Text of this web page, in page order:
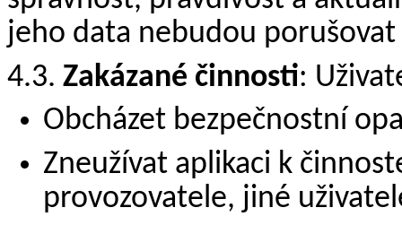
jeho data nebudou
4.3. Zakázané činnosti:
Obcházet bezpečnostní
Zneužívat aplikaci k
provozovatele, jiné